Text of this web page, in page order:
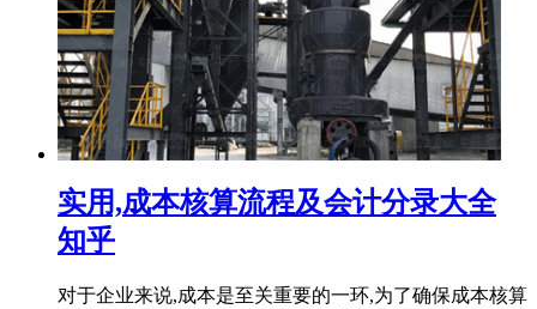
实用,成本核算流程及会计分录大全
知乎
对于企业来说,成本是至关重要的一环,为了确保成本核算